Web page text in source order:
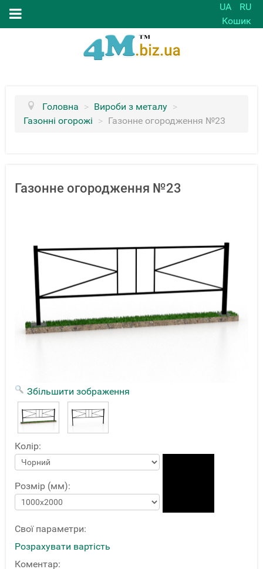
UA
RU
Кошик
Головна > Вироби з металу >
Газонні огорожі > Газонне огородження №23
Газонне огородження №23
Збільшити зображення
Колір:
Розмір (мм):
Свої параметри:
Розрахувати вартість
Коментар: